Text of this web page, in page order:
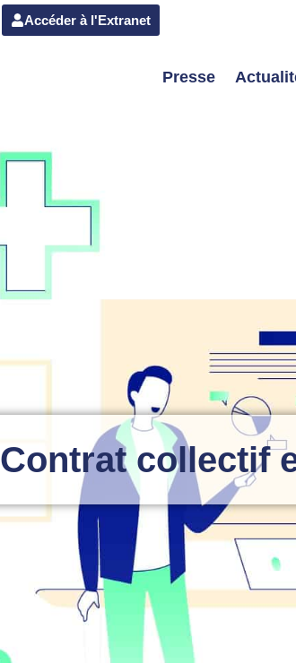
Accéder à l'Extranet
Presse
Contrat collectif